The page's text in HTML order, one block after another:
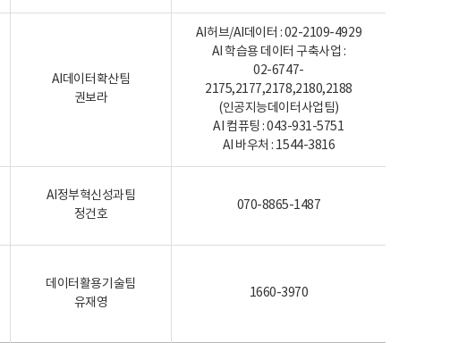
AI데이터확산팀
권보라
AI허브/AI데이터 : 02-2109-4929
AI 학습용 데이터 구축사업 :
02-6747-
2175,2177,2178,2180,2188
(인공지능데이터사업팀)
AI 컴퓨팅 : 043-931-5751
AI 바우처 : 1544-3816
AI정부혁신성과팀
정건호
070-8865-1487
데이터활용기술팀
유재영
1660-3970